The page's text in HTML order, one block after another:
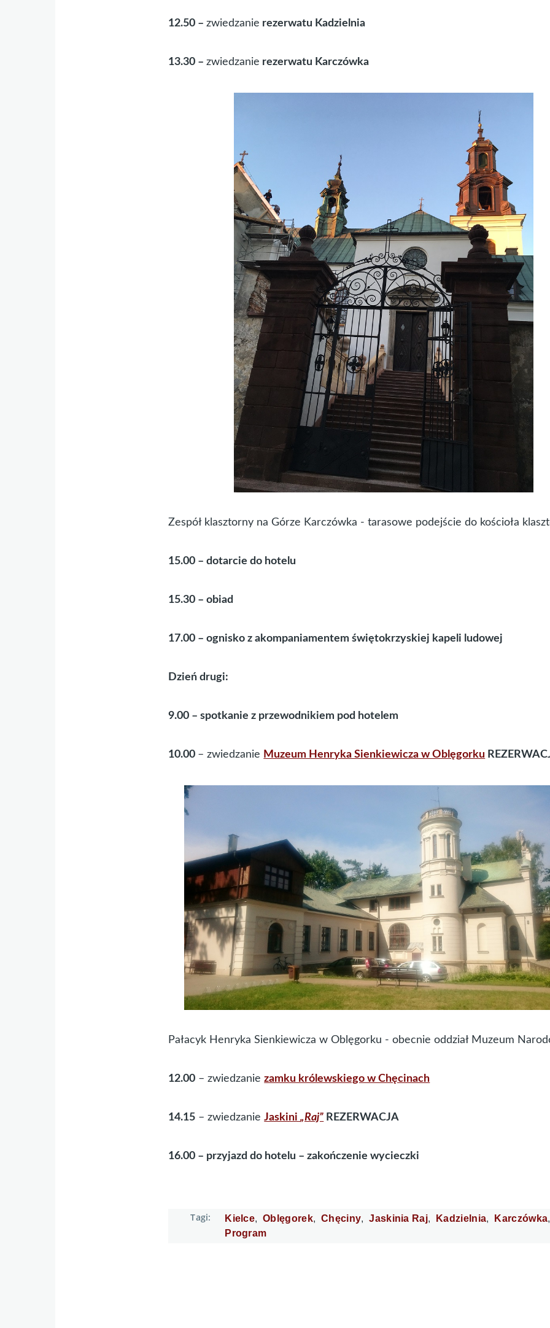
12.50 –zwiedzanie rezerwatu Kadzielnia
13.30 –zwiedzanie rezerwatu Karczówka
Zespół klasztorny na Górze Karczówka - tarasowe podejście do kościoła
15.00 – dotarcie do hotelu
15.30 – obiad
17.00 – ognisko z akompaniamentem świętokrzyskiej kapeli ludowej
Dzień drugi:
9.00 – spotkanie z przewodnikiem pod hotelem
10.00 – zwiedzanie Muzeum Henryka Sienkiewicza w Oblęgorku
Pałacyk Henryka Sienkiewicza w Oblęgorku - obecnie oddział Muzeum
12.00 – zwiedzaniezamku królewskiego w Chęcinach
14.15 – zwiedzanieJaskini„Raj” REZERWACJA
16.00 – przyjazd do hotelu – zakończenie wycieczki
Tagi Kielce Oblęgorek Chęciny Jaskinia Raj Kadzielnia
Karczówka
Program